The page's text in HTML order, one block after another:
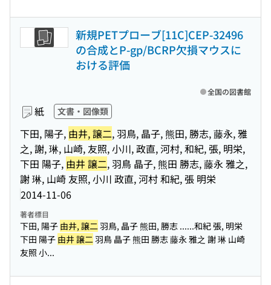
新規PETプローブ[11C]CEP-32496
の合成とP-gp/BCRP欠損マウスに
おける評価
紙 文書・図像類
下田, 陽子, 由井, 譲二, 羽鳥, 晶子, 熊田, 勝志, 藤永, 雅
之, 謝, 琳, 山崎, 友照, 小川, 政直, 河村, 和紀, 張, 明栄,
下田 陽子, 由井 譲二, 羽鳥 晶子, 熊田 勝志, 藤永 雅之,
謝 琳, 山崎 友照, 小川 政直, 河村 和紀, 張 明栄
2014-11-06
全国の図書館
著者標目
下田, 陽子 由井, 譲二羽鳥, 晶子 熊田, 勝志 ......和紀 張, 明栄
下田 陽子 由井 譲二羽鳥 晶子 熊田 勝志 藤永 雅之 謝 琳 山崎
友照 小...